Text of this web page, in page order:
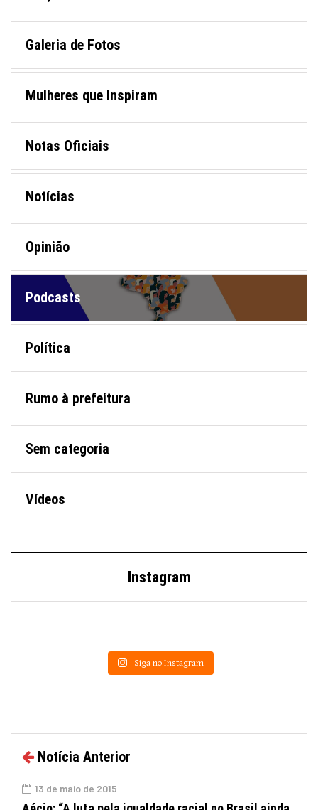
Galeria de Fotos
Mulheres que Inspiram
Notas Oficiais
Notícias
Opinião
Podcasts
Política
Rumo à prefeitura
Sem categoria
Vídeos
Instagram
Siga no Instagram
Notícia Anterior
13 de maio de 2015